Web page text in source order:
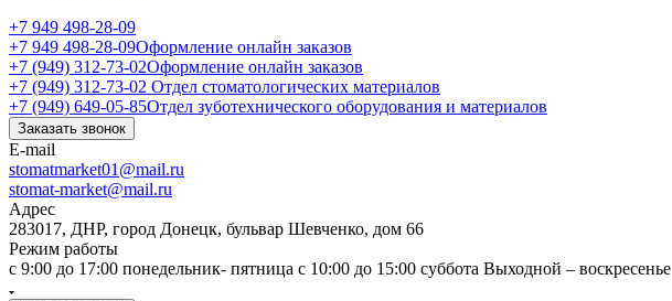
+7 949 498-28-09
+7 949 498-28-09Оформление онлайн заказов
+7 (949) 312-73-02Оформление онлайн заказов
+7 (949) 312-73-02 Отдел стоматологических материалов
+7 (949) 649-05-85Отдел зуботехнического оборудования и материалов
Заказать звонок
E-mail
stomatmarket01@mail.ru
stomat-market@mail.ru
Адрес
283017, ДНР, город Донецк, бульвар Шевченко, дом 66
Режим работы
с 9:00 до 17:00 понедельник- пятница с 10:00 до 15:00 суббота Выходной – воскресенье